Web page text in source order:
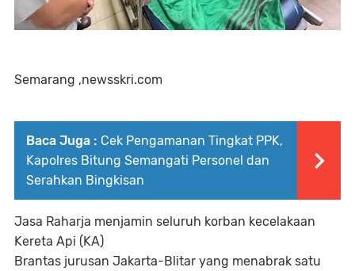
Semarang ,newsskri.com
Baca Juga : Cek Pengamanan Tingkat PPK,
Kapolres Bitung Semangati Personel dan
Serahkan Bingkisan
Jasa Raharja menjamin seluruh korban kecelakaan
Kereta Api (KA)
Brantas jurusan Jakarta-Blitar yang menabrak satu